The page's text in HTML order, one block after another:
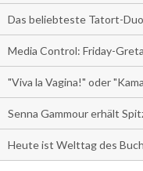
Das beliebteste Tatort-
Media Control: Friday-Greta
"Viva la Vagina!" oder
Senna Gammour erhält
Heute ist Welttag des